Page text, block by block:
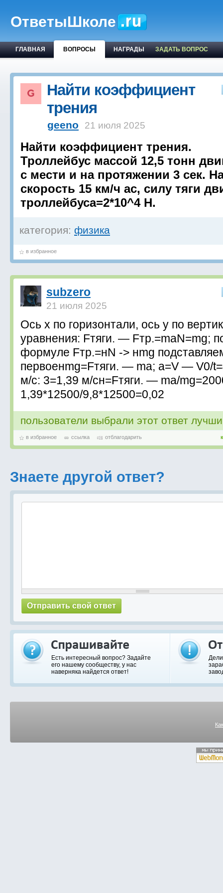
ОтветыШколе
ГЛАВНАЯ ВОПРОСЫ НАГРАДЫ ЗАДАТЬ ВОПРОС
Найти коэффициент
трения
geeno 21 июля 2025
Найти коэффициент трения.
Троллейбус массой 12,5 тонн
с мести и на протяжении 3 сек.
скорость 15 км/ч ас, силу тяги
троллейбуса=2*10^4 H.
категория: физика
в избранное
subzero
21 июля 2025
Ось х по горизонтали, ось у по
уравнения: Fтяги. — Fтр.=maN=mg;
формуле Fтр.=нN -> нmg
первоенmg=Fтяги. — ma; a=V — V0/
м/c: 3=1,39 м/сн=Fтяги. — ma/
1,39*12500/9,8*12500=0,02
пользователи выбрали этот ответ
в избранное ссылка отблагодарить
Знаете другой ответ?
Есть интересный вопрос? Задайте
его нашему сообществу, у нас
наверняка найдется ответ!